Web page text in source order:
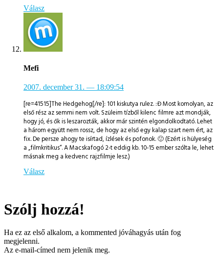
Válasz
Mefi
2007. december 31. — 18:09:54
[re=41515]The Hedgehog[/re]: 101 kiskutya rulez. :Đ Most komolyan, az
első rész az semmi nem volt. Szüleim tízből kilenc filmre azt mondják,
hogy jó, és ők is leszarozták, akkor már szintén elgondolkodtató. Lehet
a három együtt nem rossz, de hogy az első egy kalap szart nem ért, az
fix. De persze ahogy te isírtad, ízlések és pofonok. 🙂 (Ezért is hülyeség
a „filmkritikus“. A Macskafogó 2-t eddig kb. 10-15 ember szólta le, lehet
másnak meg a kedvenc rajzfilmje lesz.)
Válasz
Szólj hozzá!
Ha ez az első alkalom, a kommented jóváhagyás után fog
megjelenni.
Az e-mail-címed nem jelenik meg.